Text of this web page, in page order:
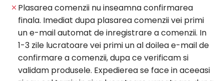
E
.
.
Plasarea comenzii nu inseamna confirmarea
finala. Imediat dupa plasarea comenzii vei primi
un e-mail automat de inregistrare a comenzii. In
1-3 zile lucratoare vei primi un al doilea e-mail de
confirmare a comenzii, dupa ce verificam si
validam produsele. Expedierea se face in aceeasi